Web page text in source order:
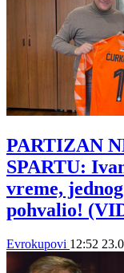
PARTIZAN
SPARTU:
vreme,
pohvalio!
Evrokupovi 12:52